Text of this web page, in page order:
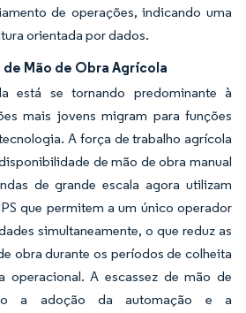
de operações, indicando uma
orientada por dados.
Mão de Obra Agrícola
está se tornando predominante à
mais jovens migram para funções
A força de trabalho agrícola
de mão de obra manual
de grande escala agora utilizam
que permitem a um único operador
simultaneamente, o que reduz as
obra durante os períodos de colheita
operacional. A escassez de mão de
a adoção da automação e a